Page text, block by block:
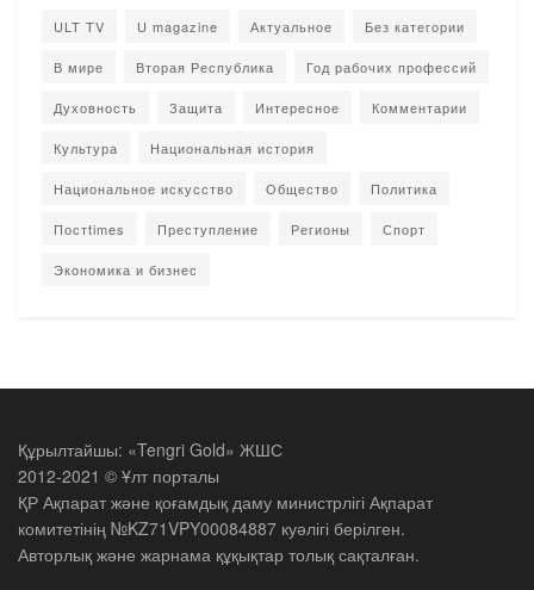
ULT TV U magazine Актуальное Без категории
В мире Вторая Республика Год рабочих профессий
Духовность Защита Интересное Комментарии
Культура Национальная история
Национальное искусство Общество Политика
Постtimes Преступление Регионы Спорт
Экономика и бизнес
Құрылтайшы: «Tengri Gold» ЖШС
2012-2021 © Ұлт порталы
ҚР Ақпарат және қоғамдық даму министрлігі Ақпарат
комитетінің №KZ71VPY00084887 куәлігі берілген.
Авторлық және жарнама құқықтар толық сақталған.